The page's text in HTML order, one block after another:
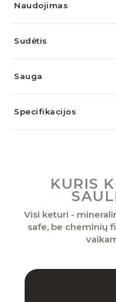
Naudojimas
Sudėtis
Sauga
Specifikacijos
KURIS
Visi keturi -
safe, be cheminių